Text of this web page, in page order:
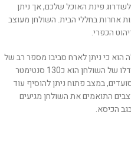
פינת האוכל שלכם, אך ניתן
אחרות בחללי הבית. השולחן מעוצב
הכפרי.
הוא כי ניתן לארח סביבו מספר רב של
אורחים כאשר פותחים אותו. במצב רגיל גודלו של השולחן הוא כ130 סנטימטר
במצב פתוח ניתן להוסיף עוד
התואמים את השולחן מגיעים
הכיסא.